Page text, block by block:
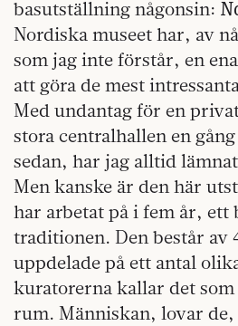
basutställning någonsin:
Nordiska museet har, av
som jag inte förstår, en
att göra de mest
Med undantag för en
stora centralhallen en
sedan, har jag alltid
Men kanske är den här
har arbetat på i fem år, ett
traditionen. Den består av
uppdelade på ett antal
kuratorerna kallar det
rum. Människan, lovar